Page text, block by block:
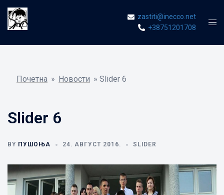
Skip
content
zastiti@inecco.net
+38751201708
Почетна » Новости » Slider 6
Slider 6
BY ПУШОЊА 24. АВГУСТ 2016. SLIDER